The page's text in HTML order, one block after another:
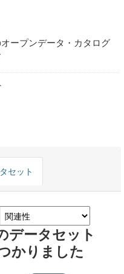
ープンデータ・カタログ
セット
データセット
かりました